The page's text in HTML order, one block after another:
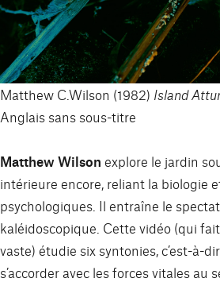
Matthew C.Wilson (1982) Island
Anglais sans sous-titre
Matthew Wilson explore le jardin
intérieure encore, reliant la biologie
psychologiques. Il entraîne le
kaléidoscopique. Cette vidéo (qui
vaste) étudie six syntonies, c’est-à-
s’accorder avec les forces vitales au